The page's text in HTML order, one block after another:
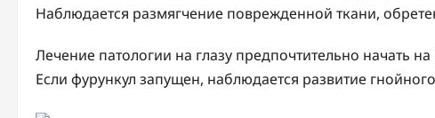
Наблюдается размягчение поврежденной ткани,
Лечение патологии на глазу предпочтительно начать
Если фурункул запущен, наблюдается развитие